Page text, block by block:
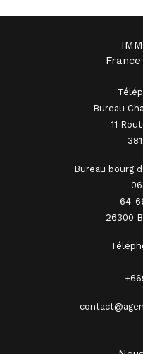
Bureau
11
Bureau bourg
64-
26300